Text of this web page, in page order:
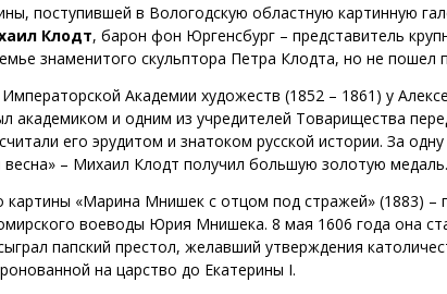
поступившей в Вологодскую областную картинную
Клодт, барон фон Юргенсбург – представитель
знаменитого скульптора Петра Клодта, но не
Академии художеств (1852 – 1861) у
академиком и одним из учредителей Товарищества
его эрудитом и знатоком русской истории. За
весна» – Михаил Клодт получил большую золотую медаль.
картины «Марина Мнишек с отцом под стражей» (1883) –
воеводы Юрия Мнишека. 8 мая 1606 года она
папский престол, желавший утверждения
на царство до Екатерины I.